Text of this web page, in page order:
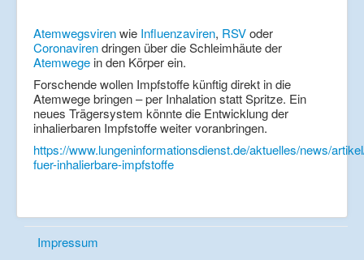
Atemwegsvirenwie Influenzaviren, RSVoder
Coronavirendringen über die Schleimhäute der
Atemwege in den Körper ein.
Forschende wollen Impfstoffe künftig direkt in die
Atemwege bringen – per Inhalation statt Spritze. Ein
neues Trägersystem könnte die Entwicklung der
inhalierbaren Impfstoffe weiter voranbringen.
https://www.lungeninformationsdienst.de/aktuelles/news/
fuer-inhalierbare-impfstoffe
Impressum